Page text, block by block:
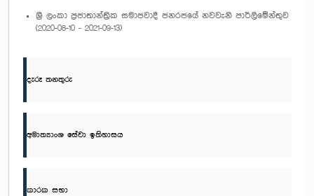
ශ්‍රී ලංකා ප්‍රජාතාන්ත්‍රික සමාජවාදී ජනරජයේ නවවැනි පාර්ලිමේන්තුව
(2020-08-10 - 2021-09-13)
දැරූ තනතුරු
අමාත්‍යාංශ සේවා ඉතිහාසය
කාරක සභා